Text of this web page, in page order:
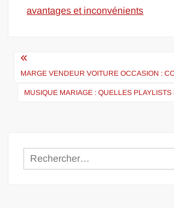
avantages et inconvénients
Navigation
de
l’article
MARGE VENDEUR VOITURE OCCASION :
MUSIQUE MARIAGE : QUELLES